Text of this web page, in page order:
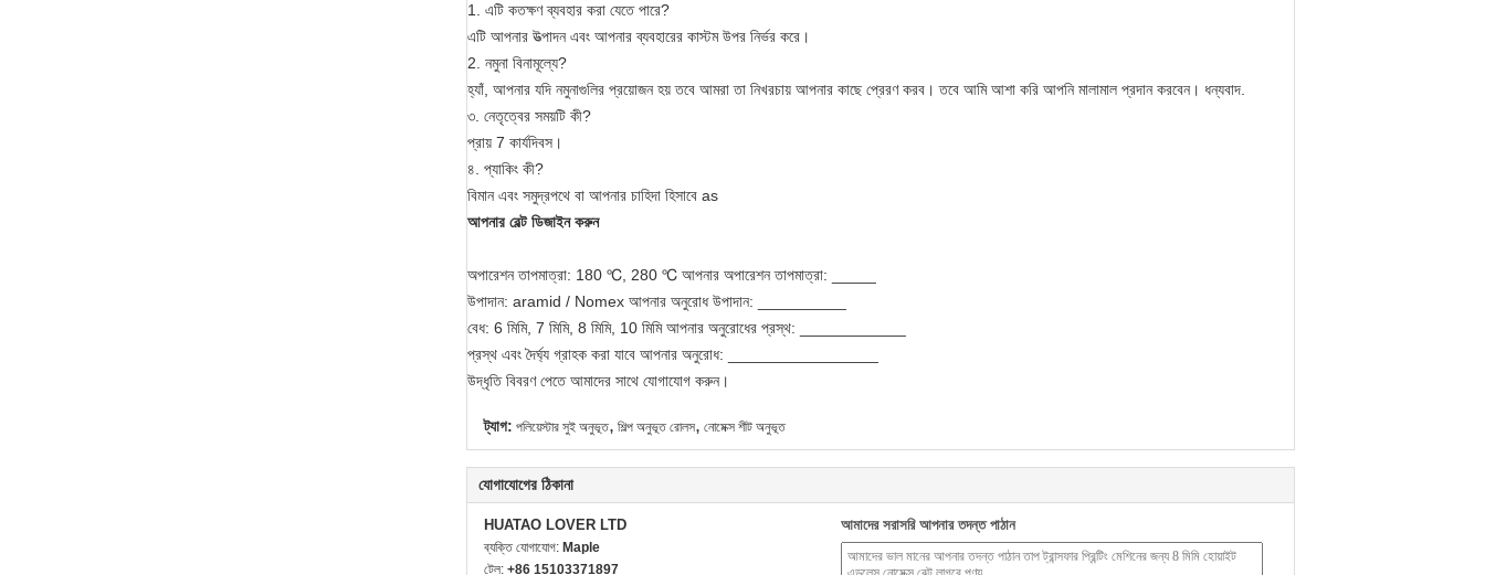
1. এটি কতক্ষণ ব্যবহার করা যেতে পারে?
এটি আপনার উত্পাদন এবং আপনার ব্যবহারের কাস্টম উপর নির্ভর করে।
2. নমুনা বিনামূল্যে?
হ্যাঁ, আপনার যদি নমুনাগুলির প্রয়োজন হয় তবে আমরা তা নিখরচায় আপনার কাছে প্রেরণ করব। তবে আমি আশা করি আপনি মালামাল প্রদান করবেন। ধন্যবাদ.
৩. নেতৃত্বের সময়টি কী?
প্রায় 7 কার্যদিবস।
৪. প্যাকিং কী?
বিমান এবং সমুদ্রপথে বা আপনার চাহিদা হিসাবে as
আপনার বেল্ট ডিজাইন করুন
অপারেশন তাপমাত্রা: 180 ℃, 280 ℃ আপনার অপারেশন তাপমাত্রা: _____
উপাদান: aramid / Nomex আপনার অনুরোধ উপাদান: __________
বেধ: 6 মিমি, 7 মিমি, 8 মিমি, 10 মিমি আপনার অনুরোধের প্রস্থ: ____________
প্রস্থ এবং দৈর্ঘ্য গ্রাহক করা যাবে আপনার অনুরোধ: _________________
উদ্ধৃতি বিবরণ পেতে আমাদের সাথে যোগাযোগ করুন।
ট্যাগ: পলিয়েস্টার সুই অনুভূত, শিল্প অনুভূত রোলস, নোমেক্স শীট অনুভূত
যোগাযোগের ঠিকানা
HUATAO LOVER LTD
ব্যক্তি যোগাযোগ: Maple
টেল: +86 15103371897
আমাদের সরাসরি আপনার তদন্ত পাঠান